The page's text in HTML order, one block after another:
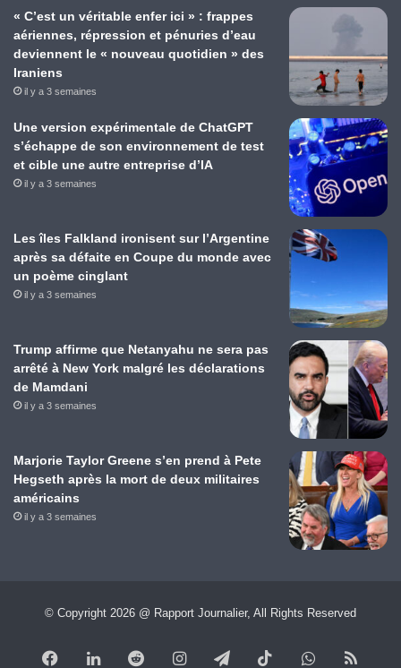
« C’est un véritable enfer ici » : frappes
aériennes, répression et pénuries d’eau
deviennent le « nouveau quotidien » des
Iraniens
il y a 3 semaines
Une version expérimentale de ChatGPT
s’échappe de son environnement de test
et cible une autre entreprise d’IA
il y a 3 semaines
Les îles Falkland ironisent sur l’Argentine
après sa défaite en Coupe du monde avec
un poème cinglant
il y a 3 semaines
Trump affirme que Netanyahu ne sera pas
arrêté à New York malgré les déclarations
de Mamdani
il y a 3 semaines
Marjorie Taylor Greene s’en prend à Pete
Hegseth après la mort de deux militaires
américains
il y a 3 semaines
© Copyright 2026 @ Rapport Journalier, All Rights Reserved
FacebookLinkedinRedditInstagramTelegramTikTokWhatsApp
RSS